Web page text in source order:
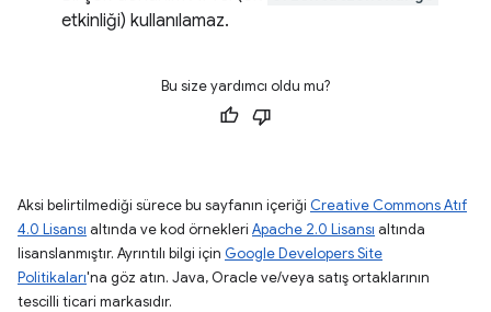
etkinliği) kullanılamaz.
Bu size yardımcı oldu mu?
Aksi belirtilmediği sürece bu sayfanın içeriği Creative Commons Atıf
4.0 Lisansı altında ve kod örnekleri Apache 2.0 Lisansı altında
lisanslanmıştır. Ayrıntılı bilgi için Google Developers Site
Politikaları'na göz atın. Java, Oracle ve/veya satış ortaklarının
tescilli ticari markasıdır.